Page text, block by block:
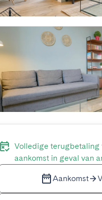
Volledige terugbetaling
aankomst in geval van
Aankomst